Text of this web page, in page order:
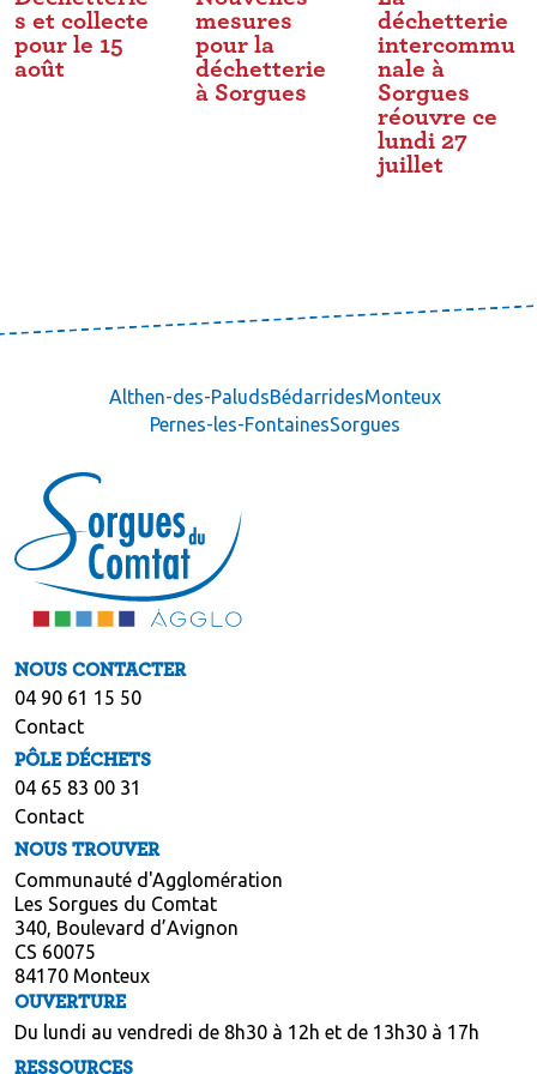
s et collecte
pour le 15
août
mesures
pour la
déchetterie
à Sorgues
déchetterie
intercommu
nale à
Sorgues
réouvre ce
lundi 27
juillet
Althen-des-PaludsBédarridesMonteux
Pernes-les-FontainesSorgues
NOUS CONTACTER
04 90 61 15 50
Contact
PÔLE DÉCHETS
04 65 83 00 31
Contact
NOUS TROUVER
Communauté d'Agglomération
Les Sorgues du Comtat
340, Boulevard d’Avignon
CS 60075
84170 Monteux
OUVERTURE
Du lundi au vendredi de 8h30 à 12h et de 13h30 à 17h
RESSOURCES